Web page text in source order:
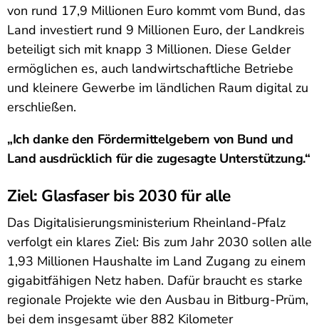
von rund 17,9 Millionen Euro kommt vom Bund, das
Land investiert rund 9 Millionen Euro, der Landkreis
beteiligt sich mit knapp 3 Millionen. Diese Gelder
ermöglichen es, auch landwirtschaftliche Betriebe
und kleinere Gewerbe im ländlichen Raum digital zu
erschließen.
„Ich danke den Fördermittelgebern von Bund und
Land ausdrücklich für die zugesagte Unterstützung.“
Ziel: Glasfaser bis 2030 für alle
Das Digitalisierungsministerium Rheinland-Pfalz
verfolgt ein klares Ziel: Bis zum Jahr 2030 sollen alle
1,93 Millionen Haushalte im Land Zugang zu einem
gigabitfähigen Netz haben. Dafür braucht es starke
regionale Projekte wie den Ausbau in Bitburg-Prüm,
bei dem insgesamt über 882 Kilometer